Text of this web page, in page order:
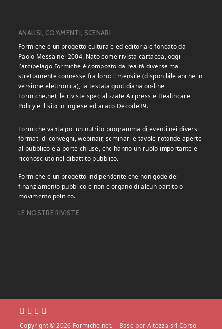
ANALISI, COMMENTI, SCENARI
Formiche è un progetto culturale ed editoriale fondato da
Paolo Messa nel 2004. Nato come rivista cartacea, oggi
l’arcipelago Formiche è composto da realtà diverse ma
strettamente connesse fra loro: il mensile (disponibile anche in
versione elettronica), la testata quotidiana on-line
Formiche.net, le riviste specializzate Airpress e Healthcare
Policy e il sito in inglese ed arabo Decode39.
Formiche vanta poi un nutrito programma di eventi nei diversi
formati di convegni, webinair, seminari e tavole rotonde aperte
al pubblico e a porte chiuse, che hanno un ruolo importante e
riconosciuto nel dibattito pubblico.
Formiche è un progetto indipendente che non gode del
finanziamento pubblico e non è organo di alcun partito o
movimento politico.
LE NOSTRE RIVISTE
Copyright © 2026 Formiche.net. – Base per Altezza srl Corso